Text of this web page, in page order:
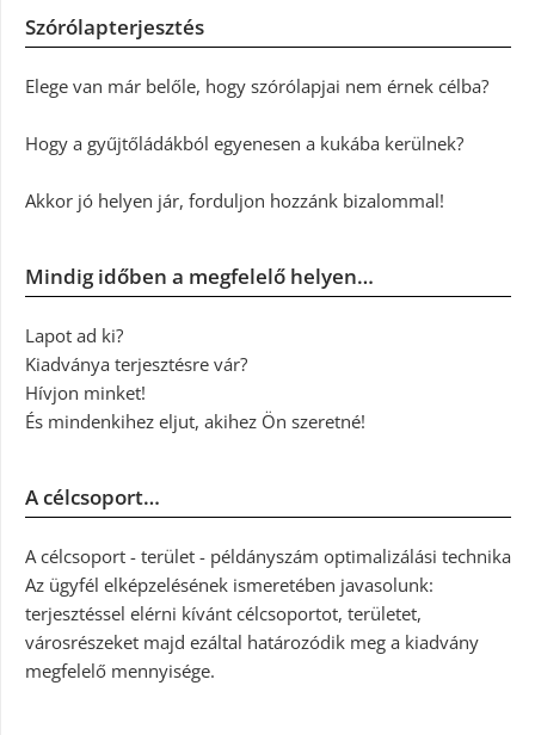
Szórólapterjesztés
Elege van már belőle, hogy szórólapjai nem érnek célba?
Hogy a gyűjtőládákból egyenesen a kukába kerülnek?
Akkor jó helyen jár, forduljon hozzánk bizalommal!
Mindig időben a megfelelő helyen…
Lapot ad ki?
Kiadványa terjesztésre vár?
Hívjon minket!
És mindenkihez eljut, akihez Ön szeretné!
A célcsoport…
A célcsoport - terület - példányszám optimalizálási technika
Az ügyfél elképzelésének ismeretében javasolunk:
terjesztéssel elérni kívánt célcsoportot, területet,
városrészeket majd ezáltal határozódik meg a kiadvány
megfelelő mennyisége.